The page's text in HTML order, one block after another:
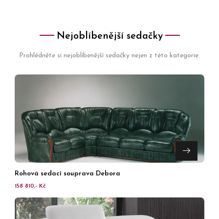
Nejoblíbenější sedačky
Prohlédněte si nejoblíbenější sedačky nejen z této kategorie.
Rohová sedací souprava Debora
158 810,- Kč